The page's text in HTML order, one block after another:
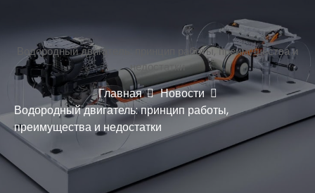
у
к
а
м
е
н
ю
Водородный двигатель: принцип работы, преимущества и
недостатки
Главная
Новости
Водородный двигатель: принцип работы,
преимущества и недостатки